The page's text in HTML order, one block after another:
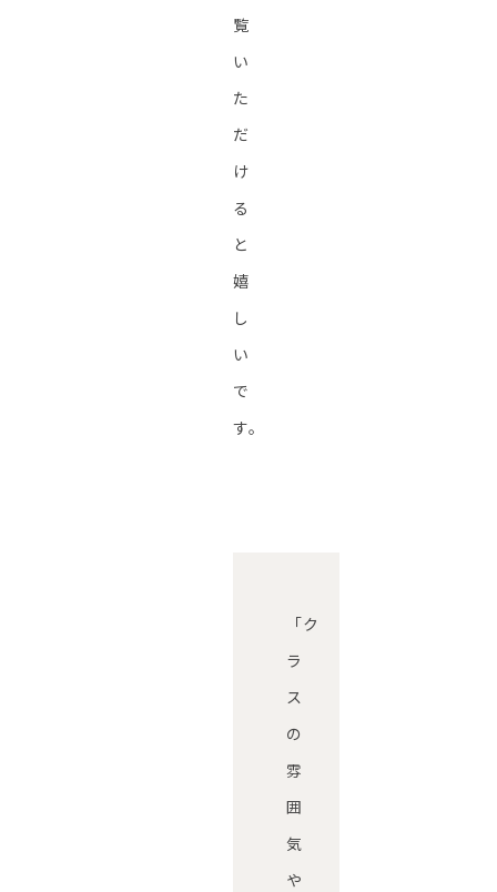
覧
い
た
だ
け
る
と
嬉
し
い
で
す。
「ク
ラ
ス
の
雰
囲
気
や